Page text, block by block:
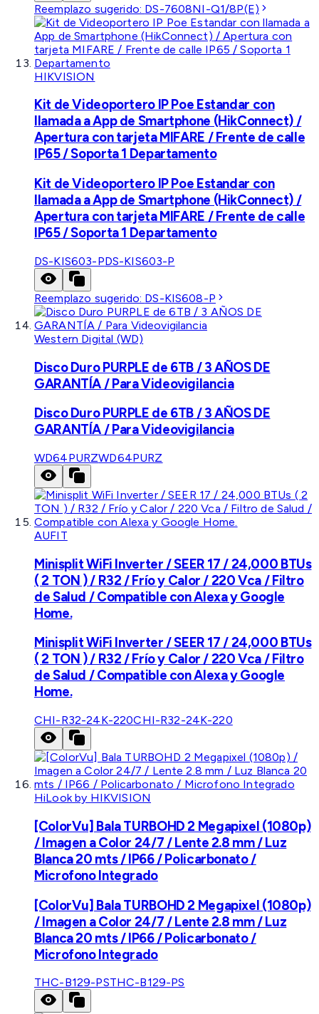
Reemplazo sugerido: DS-7608NI-Q1/8P(E)
HIKVISION
Kit de Videoportero IP Poe Estandar con
llamada a App de Smartphone (HikConnect) /
Apertura con tarjeta MIFARE / Frente de calle
IP65 / Soporta 1 Departamento
Kit de Videoportero IP Poe Estandar con
llamada a App de Smartphone (HikConnect) /
Apertura con tarjeta MIFARE / Frente de calle
IP65 / Soporta 1 Departamento
DS-KIS603-PDS-KIS603-P
Reemplazo sugerido: DS-KIS608-P
Western Digital (WD)
Disco Duro PURPLE de 6TB / 3 AÑOS DE
GARANTÍA / Para Videovigilancia
Disco Duro PURPLE de 6TB / 3 AÑOS DE
GARANTÍA / Para Videovigilancia
WD64PURZWD64PURZ
AUFIT
Minisplit WiFi Inverter / SEER 17 / 24,000 BTUs
( 2 TON ) / R32 / Frío y Calor / 220 Vca / Filtro
de Salud / Compatible con Alexa y Google
Home.
Minisplit WiFi Inverter / SEER 17 / 24,000 BTUs
( 2 TON ) / R32 / Frío y Calor / 220 Vca / Filtro
de Salud / Compatible con Alexa y Google
Home.
CHI-R32-24K-220CHI-R32-24K-220
HiLook by HIKVISION
[ColorVu] Bala TURBOHD 2 Megapixel (1080p)
/ Imagen a Color 24/7 / Lente 2.8 mm / Luz
Blanca 20 mts / IP66 / Policarbonato /
Microfono Integrado
[ColorVu] Bala TURBOHD 2 Megapixel (1080p)
/ Imagen a Color 24/7 / Lente 2.8 mm / Luz
Blanca 20 mts / IP66 / Policarbonato /
Microfono Integrado
THC-B129-PSTHC-B129-PS